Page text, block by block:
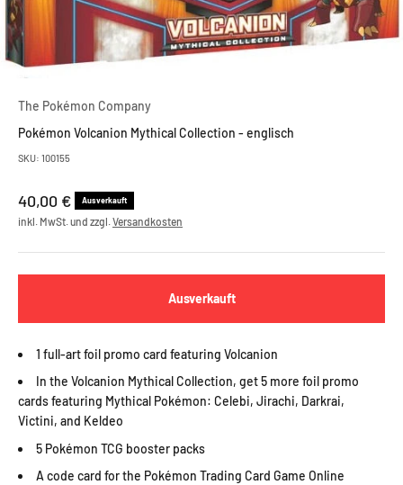
The Pokémon Company
Pokémon Volcanion Mythical Collection - englisch
SKU: 100155
Angebot
40,00 € Ausverkauft
inkl. MwSt. und zzgl.Versandkosten
Ausverkauft
1 full-art foil promo card featuring Volcanion
In the Volcanion Mythical Collection, get 5 more foil promo
cards featuring Mythical Pokémon: Celebi, Jirachi, Darkrai,
Victini, and Keldeo
5 Pokémon TCG booster packs
A code card for the Pokémon Trading Card Game Online